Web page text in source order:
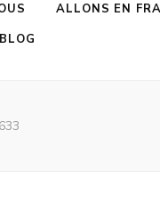
ALLONS EN